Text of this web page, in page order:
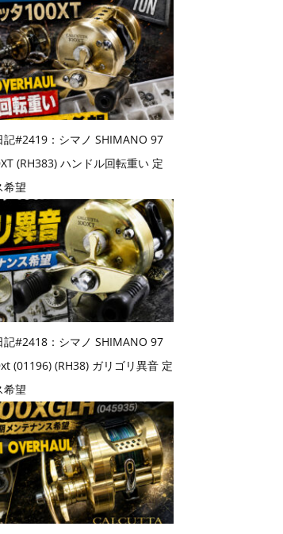
記#2419：シマノ SHIMANO 97
(RH383) ハンドル回転重い 定
希望
記#2418：シマノ SHIMANO 97
(01196) (RH38) ガリゴリ異音 定
希望